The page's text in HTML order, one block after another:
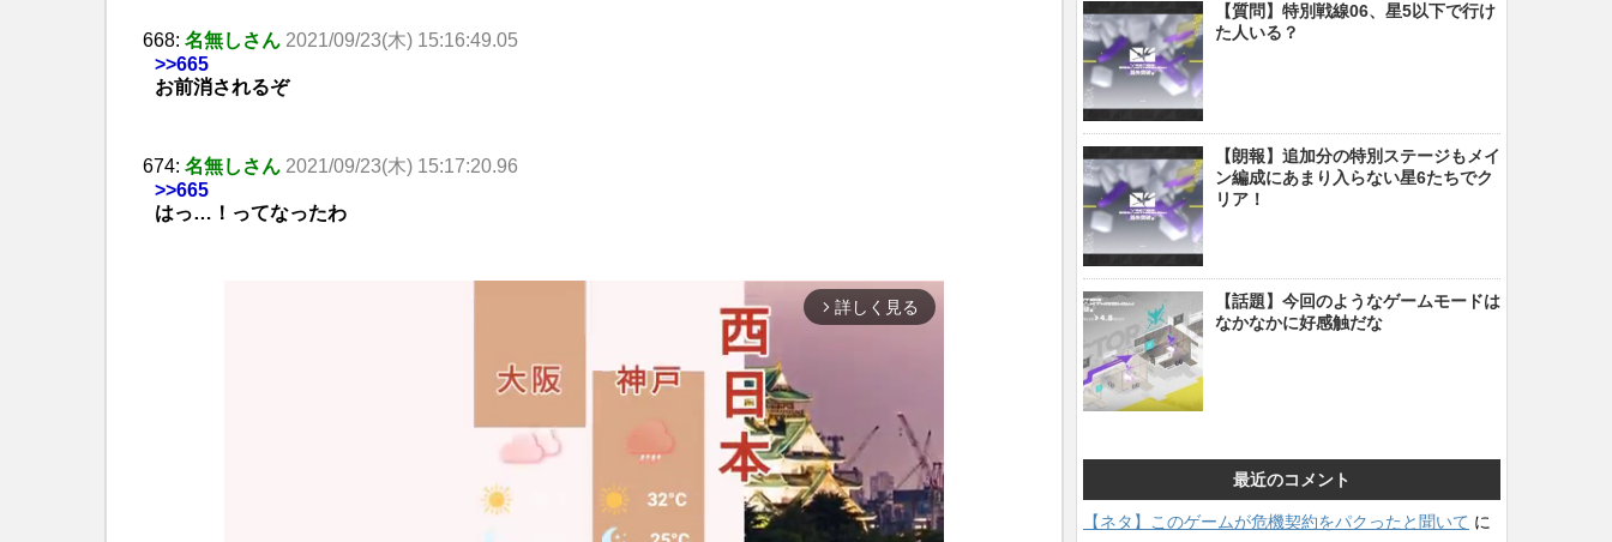
668: 名無しさん 2021/09/23(木) 15:16:49.05
>>665
お前消されるぞ
674: 名無しさん 2021/09/23(木) 15:17:20.96
>>665
はっ…！ってなったわ
arrow_forward_ios 詳しく見る
【質問】特別戦線06、星5以下で行け
た人いる？
【朗報】追加分の特別ステージもメイ
ン編成にあまり入らない星6たちでク
リア！
【話題】今回のようなゲームモードは
なかなかに好感触だな
最近のコメント
【ネタ】このゲームが危機契約をパクったと聞いて に